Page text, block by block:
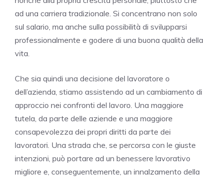
ad una carriera tradizionale. Si concentrano non solo
sul salario, ma anche sulla possibilità di svilupparsi
professionalmente e godere di una buona qualità della
vita.
Che sia quindi una decisione del lavoratore o
dell’azienda, stiamo assistendo ad un cambiamento di
approccio nei confronti del lavoro. Una maggiore
tutela, da parte delle aziende e una maggiore
consapevolezza dei propri diritti da parte dei
lavoratori. Una strada che, se percorsa con le giuste
intenzioni, può portare ad un benessere lavorativo
migliore e, conseguentemente, un innalzamento della